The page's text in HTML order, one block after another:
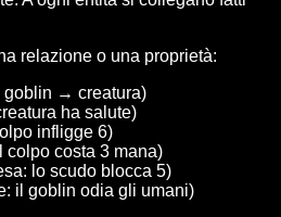
relazione o una proprietà:
goblin → creatura)
ha salute)
infligge 6)
colpo costa 3 mana)
lo scudo blocca 5)
il goblin odia gli umani)